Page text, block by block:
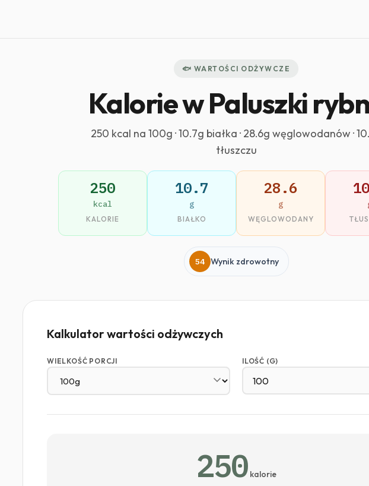
🐟 WARTOŚCI ODŻYWCZE
Kalorie w Paluszki
250 kcal na 100g · 10.7g białka · 28.6g węglowodanów ·
tłuszczu
250
kcal
KALORIE
10.7
g
BIAŁKO
28.6
g
WĘGLOWODANY
54 Wynik zdrowotny
Kalkulator wartości odżywczych
WIELKOŚĆ PORCJI ILOŚĆ (G)
250 kalorie